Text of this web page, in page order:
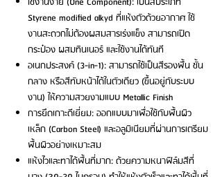
Styrene modified alkyd ที่แห้งตัวด้วยอากาศ ใช้
งานสะดวกไม่ต้องผสมสารเร่งแข็ง สามารถเปิด
กระป๋อง ผสมทินเนอร์ และใช้งานได้ทันที
อเนกประสงค์ (3-in-1): สามารถใช้เป็นสีรองพื้น ชั้น
กลาง หรือสีทับหน้าได้ในตัวเดียว (ขึ้นอยู่กับระบบ
งาน) ให้ความสวยงามแบบ Metallic Finish
การยึดเกาะดีเยี่ยม: ออกแบบมาเพื่อใช้กับพื้นผิว
เหล็ก (Carbon Steel) และอลูมิเนียมที่ผ่านการเตรียม
พื้นผิวอย่างเหมาะสม
แห้งไวและทาได้พื้นที่มาก: ด้วยความหนาฟิล์มสีที่